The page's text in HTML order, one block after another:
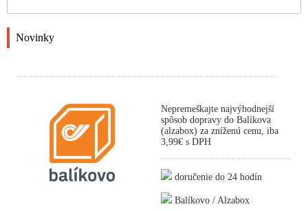
Novinky
Nepremeškajte najvýhodnejší
spôsob dopravy do Balíkova
(alzabox) za zníženú cenu, iba
3,99€ s DPH
doručenie do 24 hodín
Balíkovo / Alzabox